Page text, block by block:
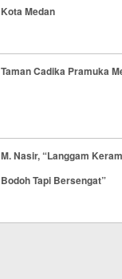
Kota Medan
Taman Cadika Pramuka
M. Nasir, “Langgam
Bodoh Tapi Bersengat”